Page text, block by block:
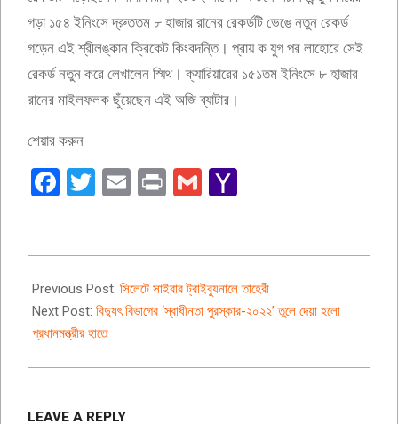
গড়া ১৫৪ ইনিংসে দ্রুততম ৮ হাজার রানের রেকর্ডটি ভেঙে নতুন রেকর্ড
গড়েন এই শ্রীলঙ্কান ক্রিকেট কিংবদন্তি। প্রায় ক যুগ পর লাহোরে সেই
রেকর্ড নতুন করে লেখালেন স্মিথ। ক্যারিয়ারের ১৫১তম ইনিংসে ৮ হাজার
রানের মাইলফলক ছুঁয়েছেন এই অজি ব্যাটার।
শেয়ার করুন
Facebook
Twitter
EmailPrintGmail
03-
24
Previous Post: সিলেটে সাইবার ট্রাইব্যুনালে তাহেরী
Next Post: বিদ্যুৎ বিভাগের ‘স্বাধীনতা পুরস্কার-২০২২’ তুলে দেয়া হলো
প্রধানমন্ত্রীর হাতে
LEAVE A REPLY